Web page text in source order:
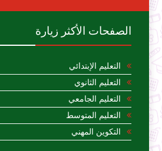
الصفحات الأكثر زيارة
التعليم الإبتدائي
التعليم الثانوي
التعليم الجامعي
التعليم المتوسط
التكوين المهني